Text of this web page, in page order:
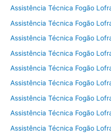
Assistência Técnica Fogão
Assistência Técnica Fogão
Assistência Técnica Fogão
Assistência Técnica Fogão
Assistência Técnica Fogão
Assistência Técnica Fogão
Assistência Técnica Fogão
Assistência Técnica Fogão
Assistência Técnica Fogão